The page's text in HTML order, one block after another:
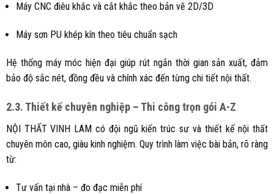
Máy CNC điêu khắc và cắt khắc theo bản vẽ 2D/3D
Máy sơn PU khép kín theo tiêu chuẩn sạch
Hệ thống máy móc hiện đại giúp rút ngắn thời gian sản xuất, đảm
bảo độ sắc nét, đồng đều và chính xác đến từng chi tiết nội thất.
2.3. Thiết kế chuyên nghiệp – Thi công trọn gói A-Z
NỘI THẤT VINH LAM có đội ngũ kiến trúc sư và thiết kế nội thất
chuyên môn cao, giàu kinh nghiệm. Quy trình làm việc bài bản, rõ ràng
từ:
Tư vấn tại nhà – đo đạc miễn phí